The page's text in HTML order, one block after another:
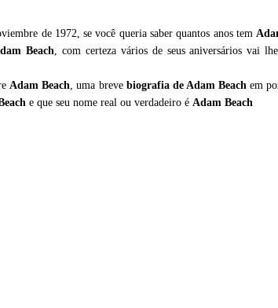
de 1972, se você queria saber quantos anos tem
Beach, com certeza vários de seus aniversários vai
Adam Beach, uma breve biografia de Adam Beachem
e que seu nome real ou verdadeiro é Adam Beach